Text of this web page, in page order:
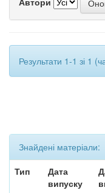
Результати 1-1 зі 1
Знайдені матеріали:
Тип
Дата
випуску